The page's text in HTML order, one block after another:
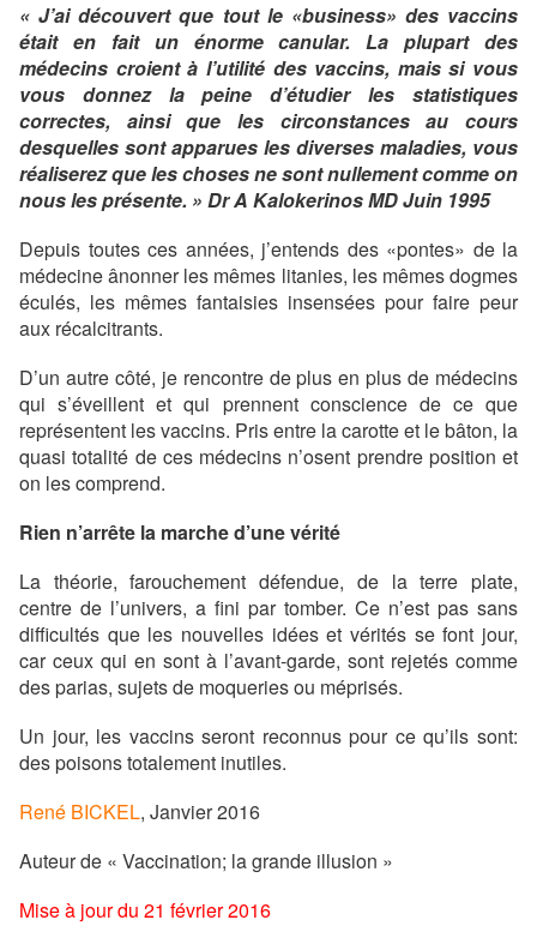
« J’ai découvert que tout le «business» des vaccins
était en fait un énorme canular. La plupart des
médecins croient à l’utilité des vaccins, mais si vous
vous donnez la peine d’étudier les statistiques
correctes, ainsi que les circonstances au cours
desquelles sont apparues les diverses maladies, vous
réaliserez que les choses ne sont nullement comme on
nous les présente. » Dr A Kalokerinos MD Juin 1995
Depuis toutes ces années, j’entends des «pontes» de la
médecine ânonner les mêmes litanies, les mêmes dogmes
éculés, les mêmes fantaisies insensées pour faire peur
aux récalcitrants.
D’un autre côté, je rencontre de plus en plus de médecins
qui s’éveillent et qui prennent conscience de ce que
représentent les vaccins. Pris entre la carotte et le bâton, la
quasi totalité de ces médecins n’osent prendre position et
on les comprend.
Rien n’arrête la marche d’une vérité
La théorie, farouchement défendue, de la terre plate,
centre de l’univers, a fini par tomber. Ce n’est pas sans
difficultés que les nouvelles idées et vérités se font jour,
car ceux qui en sont à l’avant-garde, sont rejetés comme
des parias, sujets de moqueries ou méprisés.
Un jour, les vaccins seront reconnus pour ce qu’ils sont:
des poisons totalement inutiles.
René BICKEL, Janvier 2016
Auteur de « Vaccination; la grande illusion »
Mise à jour du 21 février 2016